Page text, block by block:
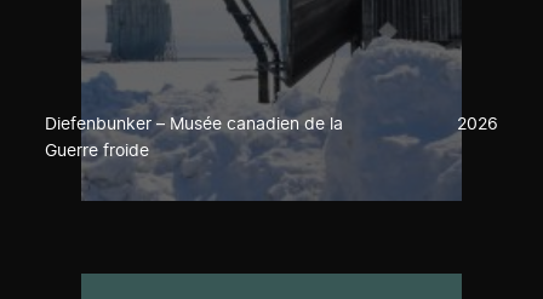
Diefenbunker – Musée canadien de la
Guerre froide
2026